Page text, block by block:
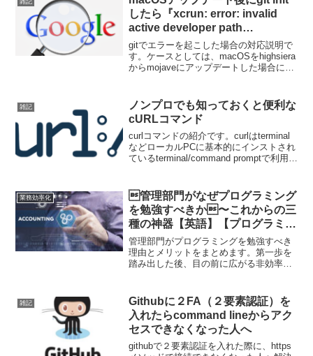
雑記
したら『xcrun: error: invalid
active developer path
(/Library/Developer/CommandLi
neTools)…』となった場合の対応
gitでエラーを起こした場合の対応説明で
す。ケースとしては、macOSをhighsiera
からmojaveにアップデートした場合に、
と表示されるケースです。
雑記
ノンプロでも知っておくと便利な
cURLコマンド
curlコマンドの紹介です。curlはterminal
などローカルPCに基本的にインストされ
ているterminal/command promptで利用す
が試せるようになります。
業務効率化
管理部門がなぜプログラミング
を勉強すべきか〜これからの三
種の神器【英語】【プログラミン
グ】【会計】〜
管理部門がプログラミングを勉強すべき
理由とメリットをまとめます。第一歩を
踏み出した後、目の前に広がる非効率さ
で、ぜひ試してみてください。
雑記
Githubに２FA（２要素認証）を
入れたらcommand lineからアク
セスできなくなった人へ
githubで２要素認証を入れた際に、https